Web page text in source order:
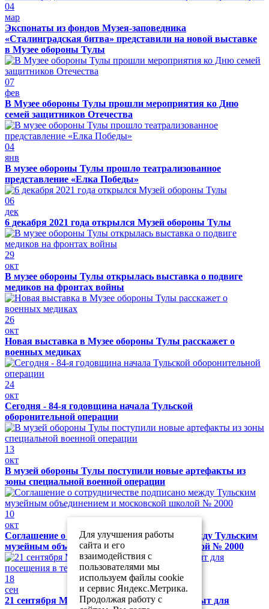
04
мар
Экспонаты из фондов Музея-заповедника
«Сталинградская битва» представили на новой выставке
в Музее обороны Тулы
07
фев
В Музее обороны Тулы прошли мероприятия ко Дню
семей защитников Отечества
04
янв
В музее обороны Тулы прошло театрализованное
представление «Елка Победы»
06
дек
6 декабря 2021 года открылся Музей обороны Тулы
29
окт
В музее обороны Тулы открылась выставка о подвиге
медиков на фронтах войны
26
окт
Новая выставка в Музее обороны Тулы расскажет о
военных медиках
24
окт
Сегодня - 84-я годовщина начала Тульской
оборонительной операции
13
окт
В музей обороны Тулы поступили новые артефакты из
зоны специальной военной операции
10
окт
Соглашение о сотрудничестве подписано между Тульским
музейным объединением и московской школой № 2000
18
сен
21 сентября Музей обороны Тулы будет закрыт для
Для улучшения работы
сайта и его
взаимодействия с
пользователями мы
используем файлы cookie
и сервис Яндекс.Метрика.
Продолжая работу с